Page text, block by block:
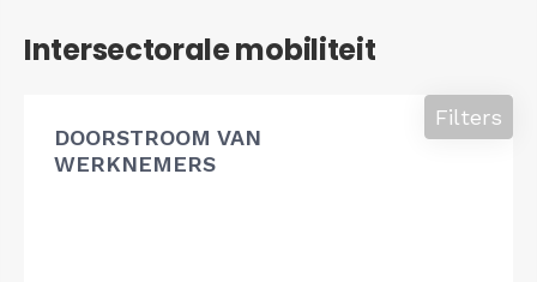
Intersectorale mobiliteit
DOORSTROOM VAN
WERKNEMERS
Filters